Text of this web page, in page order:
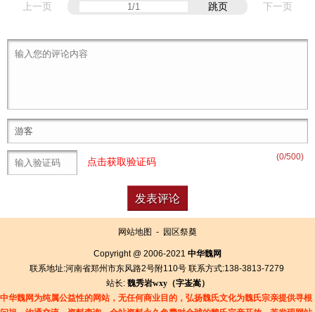
上一页 跳页 下一页
(0/500)
点击获取验证码
网站地图 - 园区祭奠
Copyright @ 2006-2021 中华魏网
联系地址:河南省郑州市东风路2号附110号 联系方式:138-3813-7279
站长: 魏秀岩wxy（字崟嵩）
中华魏网为纯属公益性的网站，无任何商业目的，弘扬魏氏文化为魏氏宗亲提供寻根